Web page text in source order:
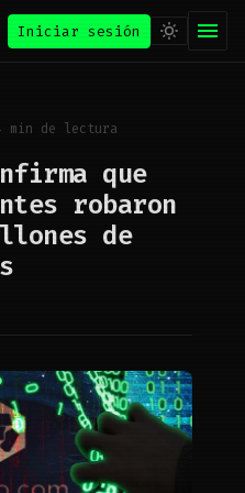
Iniciar sesión
min de lectura
que
robaron
de